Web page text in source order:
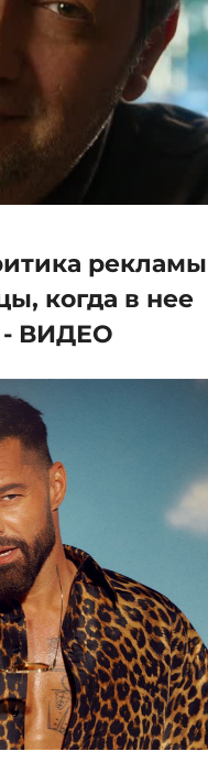
рекламы
когда в нее
- ВИДЕО